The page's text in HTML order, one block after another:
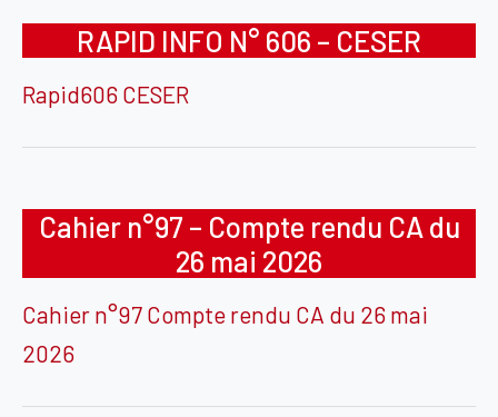
RAPID INFO N° 606 – CESER
Rapid606 CESER
Cahier n°97 – Compte rendu CA du
26 mai 2026
Cahier n°97 Compte rendu CA du 26 mai
2026